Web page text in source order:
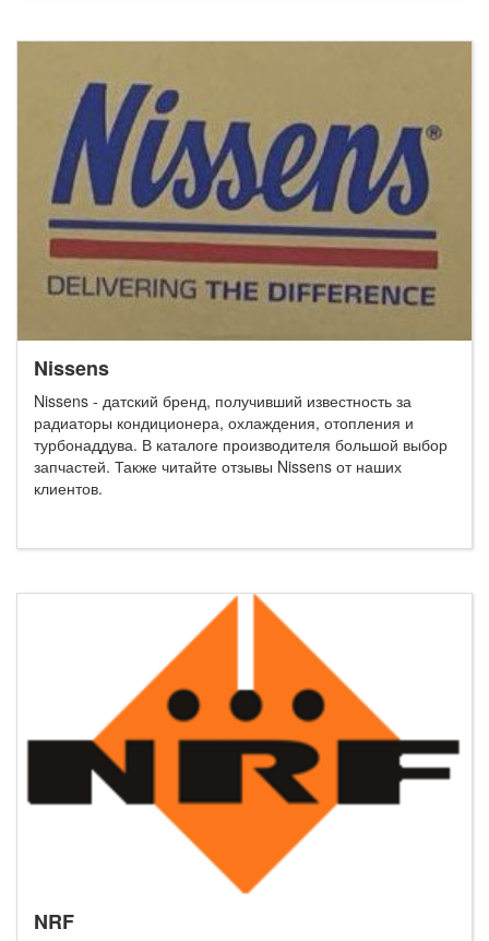
Nissens
Nissens - датский бренд, получивший известность за
радиаторы кондиционера, охлаждения, отопления и
турбонаддува. В каталоге производителя большой выбор
запчастей. Также читайте отзывы Nissens от наших
клиентов.
NRF